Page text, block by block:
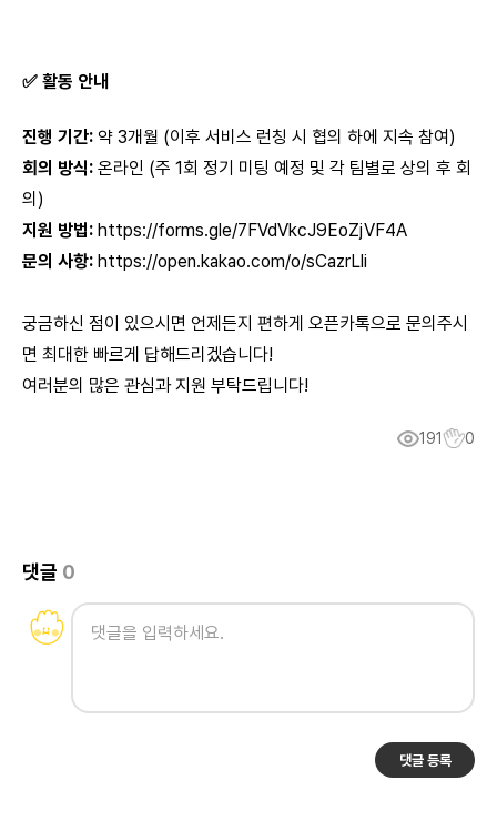
✅ 활동 안내
진행 기간: 약 3개월 (이후 서비스 런칭 시 협의 하에 지속 참여)
회의 방식: 온라인 (주 1회 정기 미팅 예정 및 각 팀별로 상의 후 회
의)
지원 방법: https://forms.gle/7FVdVkcJ9EoZjVF4A
문의 사항: https://open.kakao.com/o/sCazrLli
궁금하신 점이 있으시면 언제든지 편하게 오픈카톡으로 문의주시
면 최대한 빠르게 답해드리겠습니다!
여러분의 많은 관심과 지원 부탁드립니다!
191 0
댓글 0
댓글 등록